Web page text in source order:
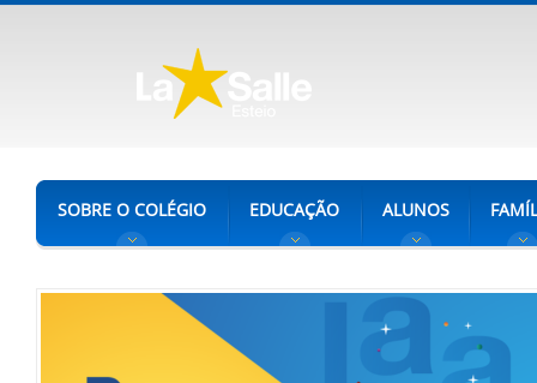
SOBRE O COLÉGIO EDUCAÇÃO ALUNOS